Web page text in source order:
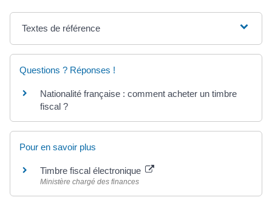
Textes de référence
Questions ? Réponses !
Nationalité française : comment acheter un timbre
fiscal ?
Pour en savoir plus
Timbre fiscal électronique
Ministère chargé des finances